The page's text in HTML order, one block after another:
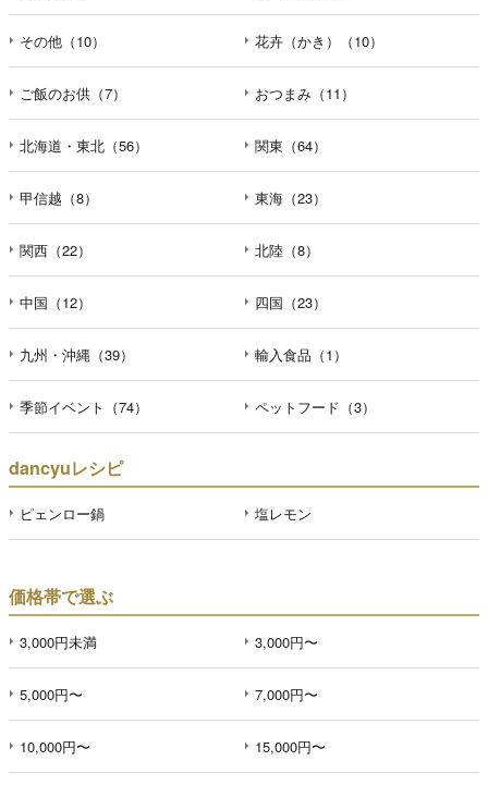
その他（10） 花卉（かき）（10）
ご飯のお供（7） おつまみ（11）
北海道・東北（56） 関東（64）
甲信越（8） 東海（23）
関西（22） 北陸（8）
中国（12） 四国（23）
九州・沖縄（39） 輸入食品（1）
季節イベント（74） ペットフード（3）
dancyuレシピ
ピェンロー鍋 塩レモン
価格帯で選ぶ
3,000円未満 3,000円〜
5,000円〜 7,000円〜
10,000円〜 15,000円〜